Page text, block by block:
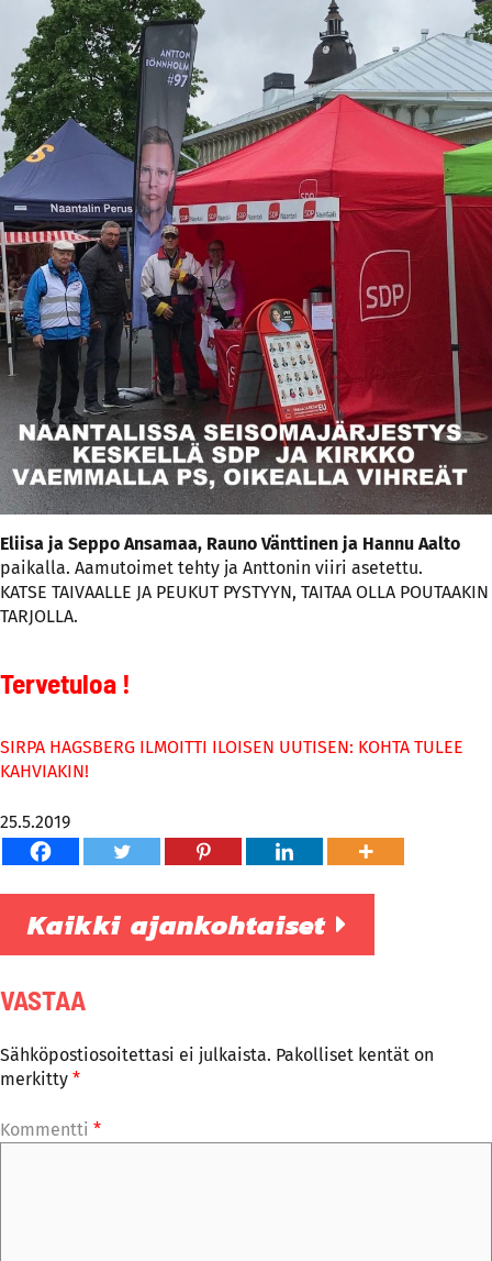
Eliisa ja Seppo Ansamaa, Rauno Vänttinen ja Hannu Aalto
paikalla. Aamutoimet tehty ja Anttonin viiri asetettu.
KATSE TAIVAALLE JA PEUKUT PYSTYYN, TAITAA OLLA POUTAAKIN
TARJOLLA.
Tervetuloa !
SIRPA HAGSBERG ILMOITTI ILOISEN UUTISEN: KOHTA TULEE
KAHVIAKIN!
25.5.2019
Kaikki ajankohtaiset
VASTAA
Sähköpostiosoitettasi ei julkaista. Pakolliset kentät on
merkitty *
Kommentti *